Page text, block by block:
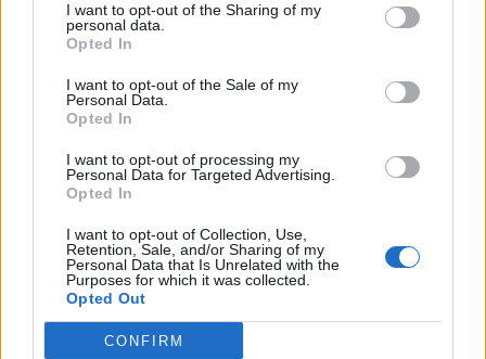
I want to opt-out of the Sharing of my
personal data.
Opted In
I want to opt-out of the Sale of my
Personal Data.
Opted In
I want to opt-out of processing my
Personal Data for Targeted Advertising.
Opted In
I want to opt-out of Collection, Use,
Retention, Sale, and/or Sharing of my
Personal Data that Is Unrelated with the
Purposes for which it was collected.
Opted Out
CONFIRM